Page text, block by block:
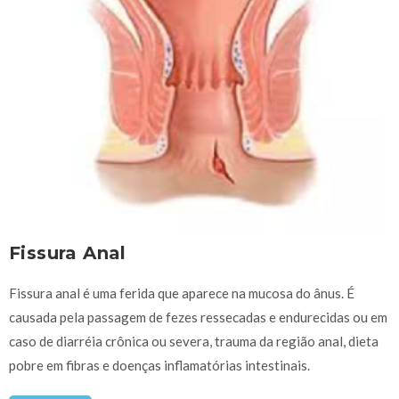
Fissura Anal
Fissura anal é uma ferida que aparece na mucosa do ânus. É
causada pela passagem de fezes ressecadas e endurecidas ou em
caso de diarréia crônica ou severa, trauma da região anal, dieta
pobre em fibras e doenças inflamatórias intestinais.